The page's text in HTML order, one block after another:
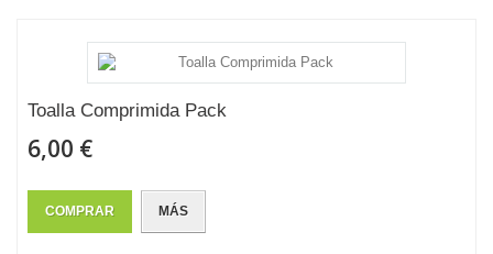
Toalla Comprimida Pack
6,00 €
COMPRAR MÁS